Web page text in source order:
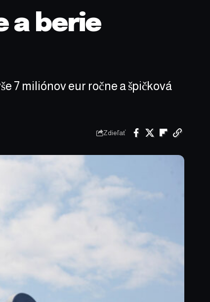
a berie
7 miliónov eur ročne a špičková
Zdieľať